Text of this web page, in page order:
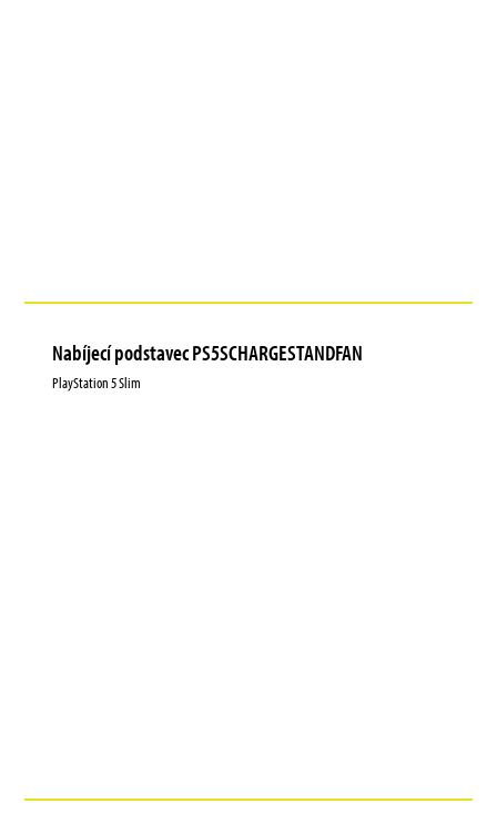
Nabíjecí podstavec PS5SCHARGESTANDFAN
PlayStation 5 Slim